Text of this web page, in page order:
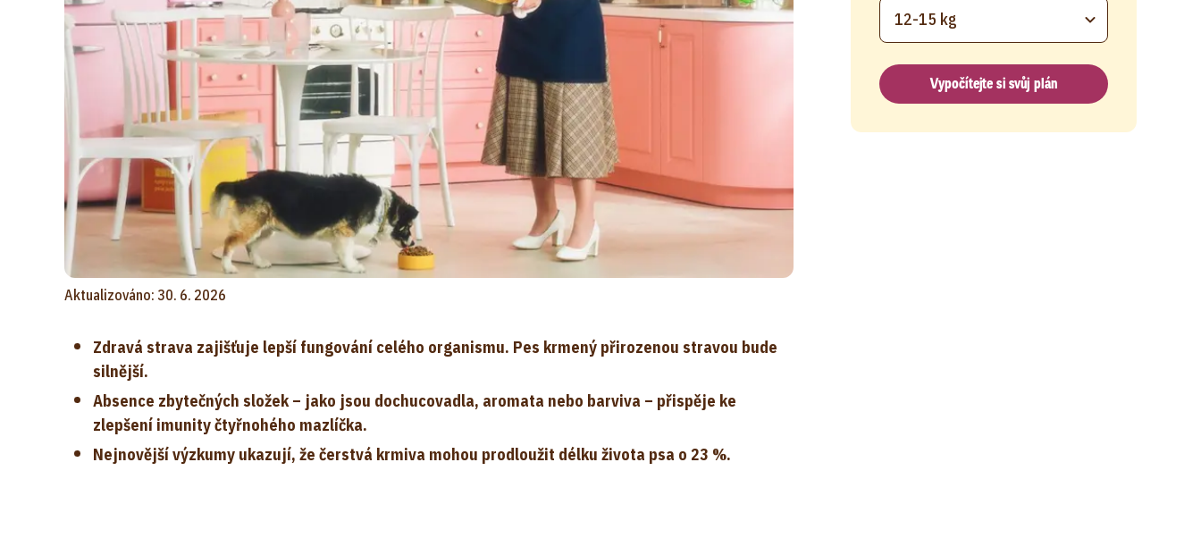
Aktualizováno: 30. 6. 2026
Zdravá strava zajišťuje lepší fungování celého organismu. Pes krmený přirozenou stravou bude
silnější.
Absence zbytečných složek – jako jsou dochucovadla, aromata nebo barviva – přispěje ke
zlepšení imunity čtyřnohého mazlíčka.
Nejnovější výzkumy ukazují, že čerstvá krmiva mohou prodloužit délku života psa o 23 %.
12-15 kg
Vypočítejte si svůj plán